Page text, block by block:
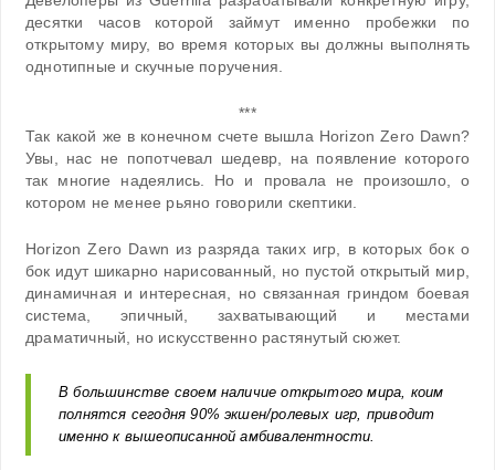
десятки часов которой займут именно пробежки по
открытому миру, во время которых вы должны выполнять
однотипные и скучные поручения.
***
Так какой же в конечном счете вышла Horizon Zero Dawn?
Увы, нас не попотчевал шедевр, на появление которого
так многие надеялись. Но и провала не произошло, о
котором не менее рьяно говорили скептики.
Horizon Zero Dawn из разряда таких игр, в которых бок о
бок идут шикарно нарисованный, но пустой открытый мир,
динамичная и интересная, но связанная гриндом боевая
система, эпичный, захватывающий и местами
драматичный, но искусственно растянутый сюжет.
В большинстве своем наличие открытого мира, коим
полнятся сегодня 90% экшен/ролевых игр, приводит
именно к вышеописанной амбивалентности.